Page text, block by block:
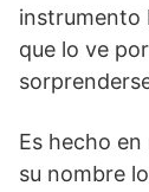
instrumento
que lo ve
Es hecho
su nombre